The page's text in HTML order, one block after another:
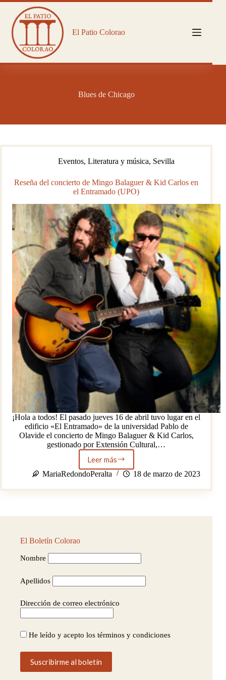
Saltar
contenido
El Patio Colorao
Blues de Chicago
Eventos,Literatura y música, Sevilla
Reseña del concierto de Mingo Balaguer & Kid Carlos en
el Entramado (UPO)
¡Hola a todos! El pasado jueves 16 de abril tuvo lugar en el
edificio «El Entramado» de la universidad Pablo de
Olavide el concierto de Mingo Balaguer & Kid Carlos,
gestionado por Extensión Cultural,…
Leer másReseña
del
de
&
el
Entramado
MariaRedondoPeralta 18 de marzo de 2023
El Boletín Colorao
Nombre
Apellidos
Dirección de correo electrónico
He leído y acepto los términos y condiciones